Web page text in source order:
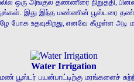
ஒரு அங்குல தண்ணீரை நிறுத்தி,
இது இந்த மண்ணின் பூஸ்டரை
போக உதவுகிறது, எனவே கீழுள்ள அடி
Water Irrigation
பூஸ்டர் பயன்பாட்டிற்கு மரங்களைச்